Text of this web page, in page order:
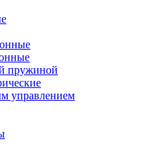
пружиной
управлением